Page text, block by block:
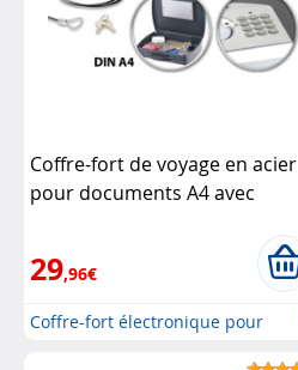
Coffre-fort de voyage en acier
pour documents A4 avec
29,96€
Coffre-fort électronique pour